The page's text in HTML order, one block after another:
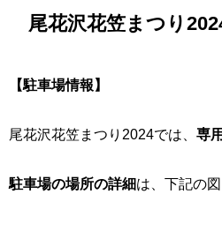
尾花沢花笠まつり
【駐車場情報】
尾花沢花笠まつり2024では、 専
駐車場の場所の詳細は、下記の